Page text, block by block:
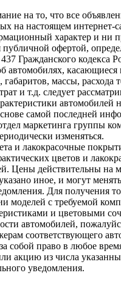
на то, что все
на настоящем интернет-
характер и ни
публичной офертой,
Гражданского кодекса
автомобилях, касающиеся
габаритов, массы, расхода
и т.д. следует
автомобилей
самой последней
маркетинга группы
изменяться.
и лакокрасочные
цветов и
Цены действительны на
иное, и могут
Для получения
моделей с требуемой
и цветовыми
автомобилей,
соответствующего
собой право в любое
акцию из числа
уведомления.